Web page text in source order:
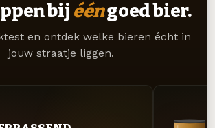
bij ééngoed bier.
en ontdek welke bieren écht in
jouw straatje liggen.